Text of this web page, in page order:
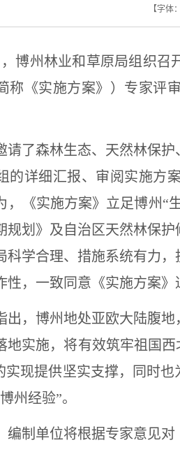
【字体
，博州林业和草原局组织
称《实施方案》）专家评
请了森林生态、天然林保
的详细汇报、审阅实施方
，《实施方案》立足博州 “
规划》及自治区天然林保
科学合理、措施系统有力
性，一致同意《实施方案》
出，博州地处亚欧大陆腹
地实施，将有效筑牢祖国
实现提供坚实支撑，同时
州经验”。
编制单位将根据专家意见